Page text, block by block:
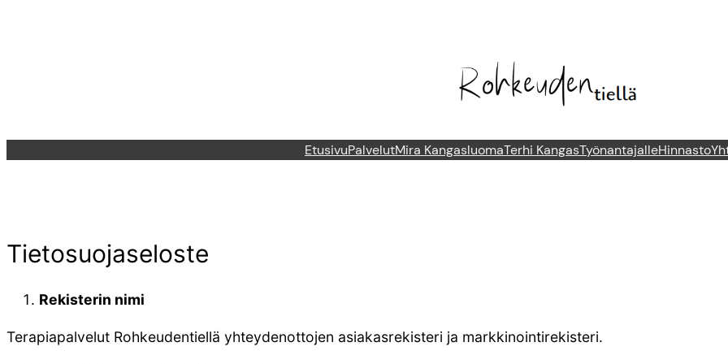
EtusivuPalvelutMira KangasluomaTerhi KangasTyönantajalleHinnasto
Tietosuojaseloste
Rekisterin nimi
Terapiapalvelut Rohkeudentiellä yhteydenottojen asiakasrekisteri ja markkinointirekisteri.